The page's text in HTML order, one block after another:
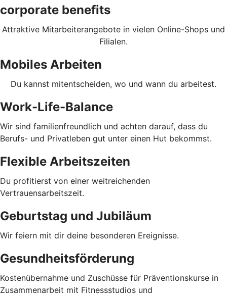
corporate benefits
Attraktive Mitarbeiterangebote in vielen Online-Shops und
Filialen.
Mobiles Arbeiten
Du kannst mitentscheiden, wo und wann du arbeitest.
Work-Life-Balance
Wir sind familienfreundlich und achten darauf, dass du
Berufs- und Privatleben gut unter einen Hut bekommst.
Flexible Arbeitszeiten
Du profitierst von einer weitreichenden
Vertrauensarbeitszeit.
Geburtstag und Jubiläum
Wir feiern mit dir deine besonderen Ereignisse.
Gesundheitsförderung
Kostenübernahme und Zuschüsse für Präventionskurse in
Zusammenarbeit mit Fitnessstudios und